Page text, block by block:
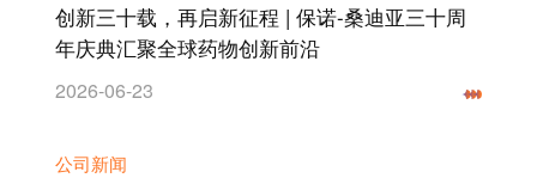
创新三十载，再启新征程 | 保诺-桑迪亚三十周
年庆典汇聚全球药物创新前沿
2026-06-23
公司新闻